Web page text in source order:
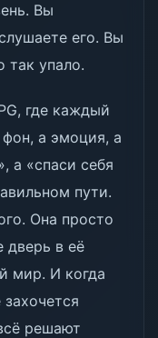
Вы
его. Вы
так упало.
где каждый
а эмоция, а
а «спаси себя
пути.
Она просто
дверь в её
мир. И когда
решают